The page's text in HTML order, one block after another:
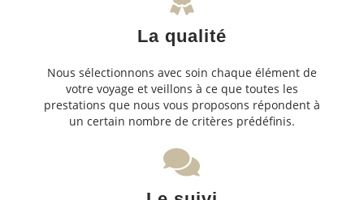
La qualité
Nous sélectionnons avec soin chaque élément de
votre voyage et veillons à ce que toutes les
prestations que nous vous proposons répondent à
un certain nombre de critères prédéfinis.